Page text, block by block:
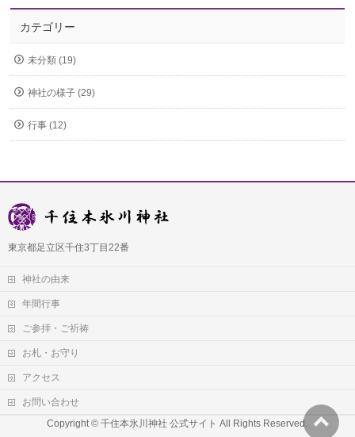
カテゴリー
未分類 (19)
神社の様子 (29)
行事 (12)
東京都足立区千住3丁目22番
神社の由来
年間行事
ご参拝・ご祈祷
お札・お守り
アクセス
お問い合わせ
Copyright © 千住本氷川神社 公式サイト All Rights Reserved.